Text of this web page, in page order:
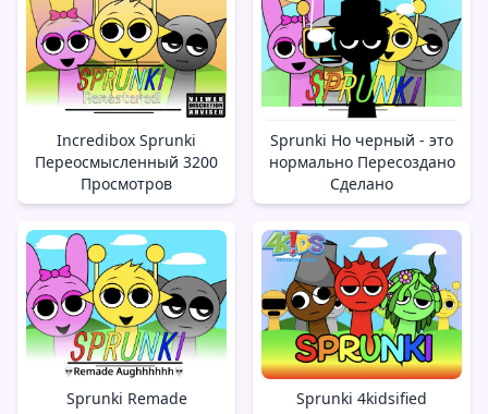
Incredibox Sprunki
Переосмысленный 3200
Просмотров
Sprunki Но черный - это
нормально Пересоздано
Сделано
Sprunki Remade
Sprunki 4kidsified